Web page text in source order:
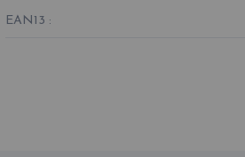
EAN13 :